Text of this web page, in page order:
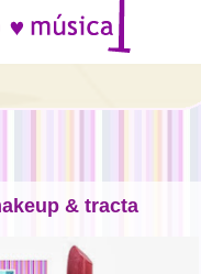
& tracta